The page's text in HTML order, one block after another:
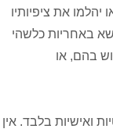
יהלמו את ציפיותיו
באחריות כלשהי
בהם, או
ואישיות בלבד. אין